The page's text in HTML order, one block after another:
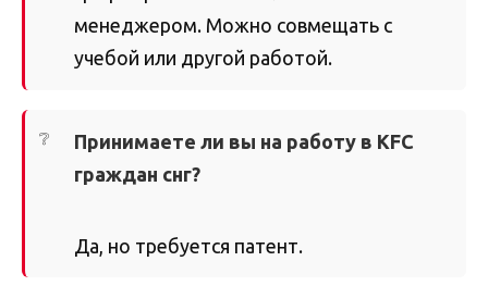
менеджером. Можно совмещать с
учебой или другой работой.
Принимаете ли вы на работу в KFC
граждан снг?
Да, но требуется патент.